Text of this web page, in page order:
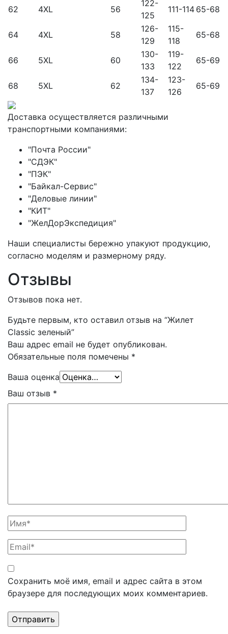
62 4XL 56
122-
125
111-114 65-68
64 4XL 58
126-
129
115-
118
65-68
66 5XL 60
130-
133
119-
122
65-69
68 5XL 62
134-
137
123-
126
65-69
Доставка осуществляется различными
транспортными компаниями:
"Почта России"
"СДЭК"
"ПЭК"
"Байкал-Сервис"
"Деловые линии"
"КИТ"
"ЖелДорЭкспедиция"
Наши специалисты бережно упакуют продукцию,
согласно моделям и размерному ряду.
Отзывы
Отзывов пока нет.
Будьте первым, кто оставил отзыв на “Жилет
Classic зеленый”
Ваш адрес email не будет опубликован.
Обязательные поля помечены *
Ваша оценка
Ваш отзыв *
Сохранить моё имя, email и адрес сайта в этом
браузере для последующих моих комментариев.